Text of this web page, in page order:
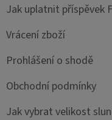
Jak uplatnit příspěvek
Vrácení zboží
Prohlášení o shodě
Obchodní podmínky
Jak vybrat velikost